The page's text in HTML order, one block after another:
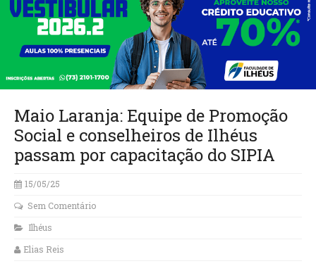
Maio Laranja: Equipe de Promoção
Social e conselheiros de Ilhéus
passam por capacitação do SIPIA
15/05/25
Sem Comentário
Ilhéus
Elias Reis